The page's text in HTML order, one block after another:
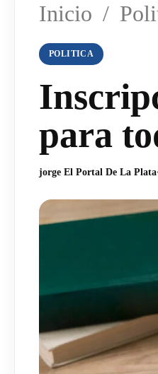
Inicio /
POLITICA
para
jorge El Portal De La Plata